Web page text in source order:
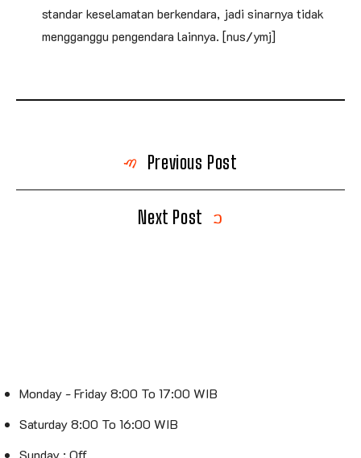
standar keselamatan berkendara, jadi sinarnya tidak
mengganggu pengendara lainnya. [nus/ymj]
Previous Post
Next Post
Monday - Friday 8:00 To 17:00 WIB
Saturday 8:00 To 16:00 WIB
Sunday : Off